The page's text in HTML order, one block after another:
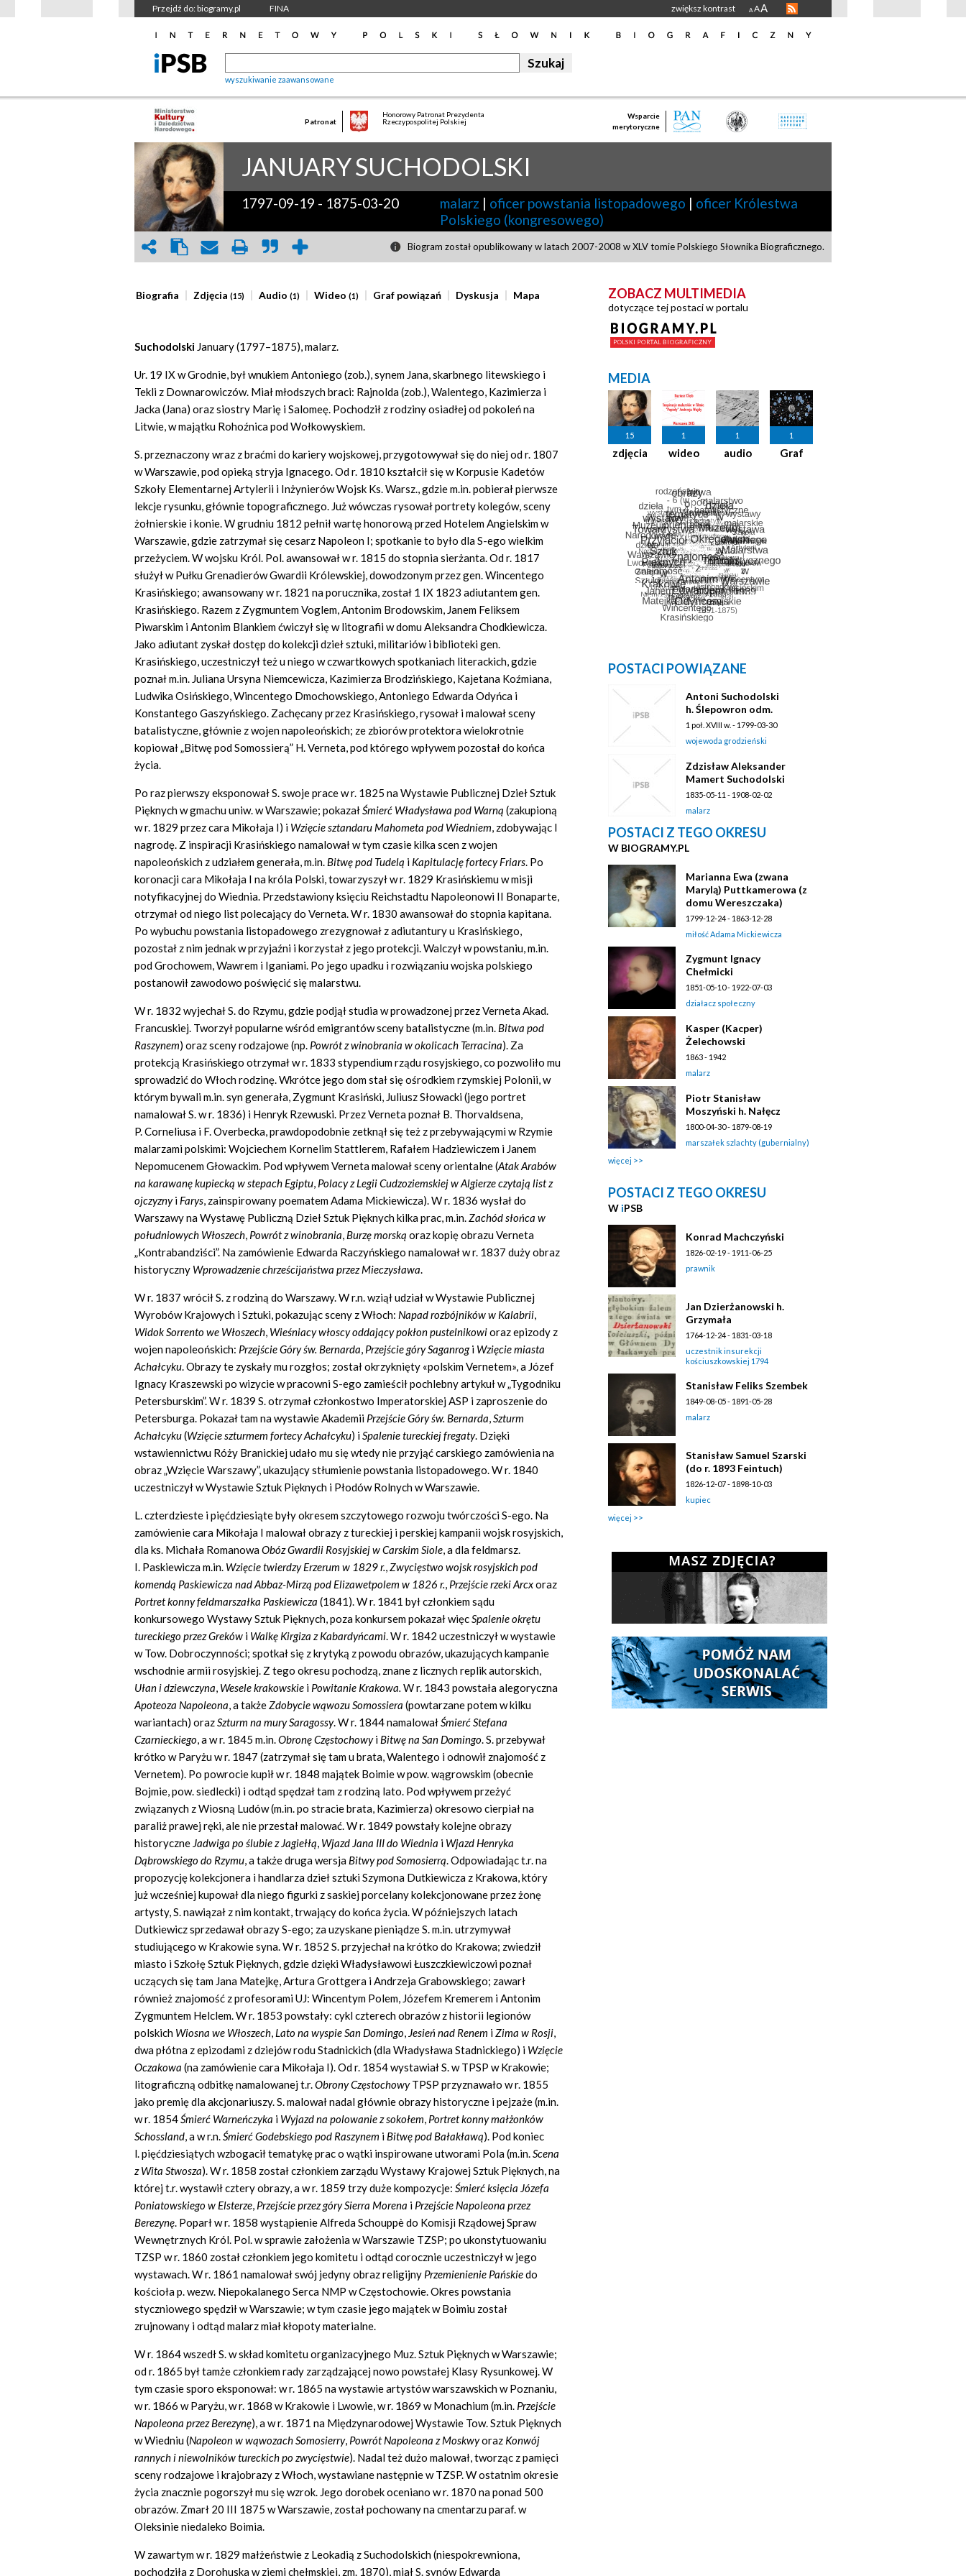
Przejdź do: biogramy.pl FINA zwiększ kontrast A AA
wyszukiwanie zaawansowane
Patronat
Honorowy Patronat Prezydenta
Rzeczypospolitej Polskiej
Wsparcie
merytoryczne
JANUARYSUCHODOLSKI
1797-09-19 - 1875-03-20 malarz | oficer powstania listopadowego | oficer Królestwa
Polskiego (kongresowego)
Biogram został opublikowany w latach 2007-2008 w XLV tomie Polskiego Słownika Biograficznego.
Biografia Zdjęcia(15) Audio(1) Wideo(1) Graf powiązań Dyskusja Mapa
Suchodolski January (1797–1875), malarz.
Ur. 19 IX w Grodnie, był wnukiem Antoniego (zob.), synem Jana, skarbnego litewskiego i
Tekli z Downarowiczów. Miał młodszych braci: Rajnolda (zob.), Walentego, Kazimierza i
Jacka (Jana) oraz siostry Marię i Salomeę. Pochodził z rodziny osiadłej od pokoleń na
Litwie, w majątku Rohoźnica pod Wołkowyskiem.
S. przeznaczony wraz z braćmi do kariery wojskowej, przygotowywał się do niej od r. 1807
w Warszawie, pod opieką stryja Ignacego. Od r. 1810 kształcił się w Korpusie Kadetów
Szkoły Elementarnej Artylerii i Inżynierów Wojsk Ks. Warsz., gdzie m.in. pobierał pierwsze
lekcje rysunku, głównie topograficznego. Już wówczas rysował portrety kolegów, sceny
żołnierskie i konie. W grudniu 1812 pełnił wartę honorową przed Hotelem Angielskim w
Warszawie, gdzie zatrzymał się cesarz Napoleon I; spotkanie to było dla S-ego wielkim
przeżyciem. W wojsku Król. Pol. awansował w r. 1815 do stopnia sierżanta. Od r. 1817
służył w Pułku Grenadierów Gwardii Królewskiej, dowodzonym przez gen. Wincentego
Krasińskiego; awansowany w r. 1821 na porucznika, został 1 IX 1823 adiutantem gen.
Krasińskiego. Razem z Zygmuntem Voglem, Antonim Brodowskim, Janem Feliksem
Piwarskim i Antonim Blankiem ćwiczył się w litografii w domu Aleksandra Chodkiewicza.
Jako adiutant zyskał dostęp do kolekcji dzieł sztuki, militariów i biblioteki gen.
Krasińskiego, uczestniczył też u niego w czwartkowych spotkaniach literackich, gdzie
poznał m.in. Juliana Ursyna Niemcewicza, Kazimierza Brodzińskiego, Kajetana Koźmiana,
Ludwika Osińskiego, Wincentego Dmochowskiego, Antoniego Edwarda Odyńca i
Konstantego Gaszyńskiego. Zachęcany przez Krasińskiego, rysował i malował sceny
batalistyczne, głównie z wojen napoleońskich; ze zbiorów protektora wielokrotnie
kopiował „Bitwę pod Somossierą” H. Verneta, pod którego wpływem pozostał do końca
życia.
Po raz pierwszy eksponował S. swoje prace w r. 1825 na Wystawie Publicznej Dzieł Sztuk
Pięknych w gmachu uniw. w Warszawie; pokazałŚmierć Władysława pod Warną (zakupioną
w r. 1829 przez cara Mikołaja I) i Wzięcie sztandaru Mahometa pod Wiedniem, zdobywając I
nagrodę. Z inspiracji Krasińskiego namalował w tym czasie kilka scen z wojen
napoleońskich z udziałem generała, m.in. Bitwę pod Tudelą i Kapitulację fortecy Friars. Po
koronacji cara Mikołaja I na króla Polski, towarzyszył w r. 1829 Krasińskiemu w misji
notyfikacyjnej do Wiednia. Przedstawiony księciu Reichstadtu Napoleonowi II Bonaparte,
otrzymał od niego list polecający do Verneta. W r. 1830 awansował do stopnia kapitana.
Po wybuchu powstania listopadowego zrezygnował z adiutantury u Krasińskiego,
pozostał z nim jednak w przyjaźni i korzystał z jego protekcji. Walczył w powstaniu, m.in.
pod Grochowem, Wawrem i Iganiami. Po jego upadku i rozwiązaniu wojska polskiego
postanowił zawodowo poświęcić się malarstwu.
W r. 1832 wyjechał S. do Rzymu, gdzie podjął studia w prowadzonej przez Verneta Akad.
Francuskiej. Tworzył popularne wśród emigrantów sceny batalistyczne (m.in. Bitwa pod
Raszynem) oraz sceny rodzajowe (np. Powrót z winobrania w okolicach Terracina). Za
protekcją Krasińskiego otrzymał w r. 1833 stypendium rządu rosyjskiego, co pozwoliło mu
sprowadzić do Włoch rodzinę. Wkrótce jego dom stał się ośrodkiem rzymskiej Polonii, w
którym bywali m.in. syn generała, Zygmunt Krasiński, Juliusz Słowacki (jego portret
namalował S. w r. 1836) i Henryk Rzewuski. Przez Verneta poznał B. Thorvaldsena,
P. Corneliusa i F. Overbecka, prawdopodobnie zetknął się też z przebywającymi w Rzymie
malarzami polskimi: Wojciechem Kornelim Stattlerem, Rafałem Hadziewiczem i Janem
Nepomucenem Głowackim. Pod wpływem Verneta malował sceny orientalne (Atak Arabów
na karawanę kupiecką w stepach Egiptu, Polacy z Legii Cudzoziemskiej w Algierze czytają list z
ojczyznyi Farys, zainspirowany poematem Adama Mickiewicza). W r. 1836 wysłał do
Warszawy na Wystawę Publiczną Dzieł Sztuk Pięknych kilka prac, m.in.Zachód słońca w
południowych Włoszech, Powrót z winobrania, Burzę morską oraz kopię obrazu Verneta
„Kontrabandziści”. Na zamówienie Edwarda Raczyńskiego namalował w r. 1837 duży obraz
historyczny Wprowadzenie chrześcijaństwa przez Mieczysława.
W r. 1837 wrócił S. z rodziną do Warszawy. W r.n. wziął udział w Wystawie Publicznej
Wyrobów Krajowych i Sztuki, pokazując sceny z Włoch: Napad rozbójników w Kalabrii,
Widok Sorrento we Włoszech, Wieśniacy włoscy oddający pokłon pustelnikowioraz epizody z
wojen napoleońskich: Przejście Góry św. Bernarda, Przejście góry Saganrogi Wzięcie miasta
Achałcyku. Obrazy te zyskały mu rozgłos; został okrzyknięty «polskim Vernetem», a Józef
Ignacy Kraszewski po wizycie w pracowni S-ego zamieścił pochlebny artykuł w „Tygodniku
Petersburskim”. W r. 1839 S. otrzymał członkostwo Imperatorskiej ASP i zaproszenie do
Petersburga. Pokazał tam na wystawie Akademii Przejście Góry św. Bernarda,Szturm
Achałcyku(Wzięcie szturmem fortecy Achałcyku) iSpalenie tureckiej fregaty. Dzięki
wstawiennictwu Róży Branickiej udało mu się wtedy nie przyjąć carskiego zamówienia na
obraz „Wzięcie Warszawy”, ukazujący stłumienie powstania listopadowego. W r. 1840
uczestniczył w Wystawie Sztuk Pięknych i Płodów Rolnych w Warszawie.
L. czterdzieste i pięćdziesiąte były okresem szczytowego rozwoju twórczości S-ego. Na
zamówienie cara Mikołaja I malował obrazy z tureckiej i perskiej kampanii wojsk rosyjskich,
dla ks. Michała RomanowaObóz Gwardii Rosyjskiej w Carskim Siole, a dla feldmarsz.
I. Paskiewicza m.in. Wzięcie twierdzy Erzerum w 1829 r.,Zwycięstwo wojsk rosyjskich pod
komendą Paskiewicza nad Abbaz-Mirzą pod Elizawetpolem w 1826 r., Przejście rzeki Arcxoraz
Portret konny feldmarszałka Paskiewicza (1841). W r. 1841 był członkiem sądu
konkursowego Wystawy Sztuk Pięknych, poza konkursem pokazał więcSpalenie okrętu
tureckiego przez Greków i Walkę Kirgiza z Kabardyńcami.W r. 1842 uczestniczył w wystawie
w Tow. Dobroczynności; spotkał się z krytyką z powodu obrazów, ukazujących kampanie
wschodnie armii rosyjskiej. Z tego okresu pochodzą, znane z licznych replik autorskich,
Ułan i dziewczyna, Wesele krakowskie i Powitanie Krakowa. W r. 1843 powstała alegoryczna
Apoteoza Napoleona,a takżeZdobycie wąwozu Somossiera (powtarzane potem w kilku
wariantach) orazSzturm na mury Saragossy. W r. 1844 namalowałŚmierć Stefana
Czarnieckiego,a w r. 1845 m.in.Obronę Częstochowyi Bitwę na San Domingo. S. przebywał
krótko w Paryżu w r. 1847 (zatrzymał się tam u brata, Walentego i odnowił znajomość z
Vernetem). Po powrocie kupił w r. 1848 majątek Boimie w pow. wągrowskim (obecnie
Bojmie, pow. siedlecki) i odtąd spędzał tam z rodziną lato. Pod wpływem przeżyć
związanych z Wiosną Ludów (m.in. po stracie brata, Kazimierza) okresowo cierpiał na
paraliż prawej ręki, ale nie przestał malować. W r. 1849 powstały kolejne obrazy
historyczne Jadwiga po ślubie z Jagiełłą, Wjazd Jana III do Wiednia i Wjazd Henryka
Dąbrowskiego do Rzymu, a także druga wersja Bitwy pod Somosierrą. Odpowiadając t.r. na
propozycję kolekcjonera i handlarza dzieł sztuki Szymona Dutkiewicza z Krakowa, który
już wcześniej kupował dla niego figurki z saskiej porcelany kolekcjonowane przez żonę
artysty, S. nawiązał z nim kontakt, trwający do końca życia. W późniejszych latach
Dutkiewicz sprzedawał obrazy S-ego; za uzyskane pieniądze S. m.in. utrzymywał
studiującego w Krakowie syna. W r. 1852 S. przyjechał na krótko do Krakowa; zwiedził
miasto i Szkołę Sztuk Pięknych, gdzie dzięki Władysławowi Łuszczkiewiczowi poznał
uczących się tam Jana Matejkę, Artura Grottgera i Andrzeja Grabowskiego; zawarł
również znajomość z profesorami UJ: Wincentym Polem, Józefem Kremerem i Antonim
Zygmuntem Helclem. W r. 1853 powstały: cykl czterech obrazów z historii legionów
polskich Wiosna we Włoszech, Lato na wyspie San Domingo, Jesień nad Renem iZima w Rosji,
dwa płótna z epizodami z dziejów rodu Stadnickich (dla Władysława Stadnickiego) i Wzięcie
Oczakowa (na zamówienie cara Mikołaja I). Od r. 1854 wystawiał S. w TPSP w Krakowie;
litograficzną odbitkę namalowanej t.r.Obrony CzęstochowyTPSP przyznawało w r. 1855
jako premię dla akcjonariuszy. S. malował nadal głównie obrazy historyczne i pejzaże (m.in.
w r. 1854Śmierć Warneńczyka i Wyjazd na polowanie z sokołem, Portret konny małżonków
Schossland, a w r.n.Śmierć Godebskiego pod Raszynem i Bitwę pod Bałakławą). Pod koniec
l. pięćdziesiątych wzbogacił tematykę prac o wątki inspirowane utworami Pola (m.in.Scena
z Wita Stwosza). W r. 1858 został członkiem zarządu Wystawy Krajowej Sztuk Pięknych, na
której t.r. wystawił cztery obrazy, a w r. 1859 trzy duże kompozycje: Śmierć księcia Józefa
Poniatowskiego w Elsterze, Przejście przez góry Sierra Morena i Przejście Napoleona przez
Berezynę. Poparł w r. 1858 wystąpienie Alfreda Schouppè do Komisji Rządowej Spraw
Wewnętrznych Król. Pol. w sprawie założenia w Warszawie TZSP; po ukonstytuowaniu
TZSP w r. 1860 został członkiem jego komitetu i odtąd corocznie uczestniczył w jego
wystawach. W r. 1861 namalował swój jedyny obraz religijny Przemienienie Pańskiedo
kościoła p. wezw. Niepokalanego Serca NMP w Częstochowie. Okres powstania
styczniowego spędził w Warszawie; w tym czasie jego majątek w Boimiu został
zrujnowany i odtąd malarz miał kłopoty materialne.
W r. 1864 wszedł S. w skład komitetu organizacyjnego Muz. Sztuk Pięknych w Warszawie;
od r. 1865 był tamże członkiem rady zarządzającej nowo powstałej Klasy Rysunkowej. W
tym czasie sporo eksponował: w r. 1865 na wystawie artystów warszawskich w Poznaniu,
w r. 1866 w Paryżu, w r. 1868 w Krakowie i Lwowie, w r. 1869 w Monachium (m.in. Przejście
Napoleona przez Berezynę), a w r. 1871 na Międzynarodowej Wystawie Tow. Sztuk Pięknych
w Wiedniu (Napoleon w wąwozach Somosierry, Powrót Napoleona z Moskwyoraz Konwój
rannych i niewolników tureckich po zwycięstwie). Nadal też dużo malował, tworząc z pamięci
sceny rodzajowe i krajobrazy z Włoch, wystawiane następnie w TZSP. W ostatnim okresie
życia znacznie pogorszył mu się wzrok. Jego dorobek oceniano w r. 1870 na ponad 500
obrazów. Zmarł 20 III 1875 w Warszawie, został pochowany na cmentarzu paraf. w
Oleksinie niedaleko Boimia.
W zawartym w r. 1829 małżeństwie z Leokadią z Suchodolskich (niespokrewniona,
pochodziła z Dorohuska w ziemi chełmskiej, zm. 1870), miał S. synów Edwarda
ZOBACZ MULTIMEDIA
dotyczące tej postaci w portalu
MEDIA
15
zdjęcia
1
wideo
1
audio
1
Graf
POSTACI POWIĄZANE
Antoni Suchodolski
h. Ślepowron odm.
1 poł. XVIII w. - 1799-03-30
wojewoda grodzieński
Zdzisław Aleksander
Mamert Suchodolski
1835-05-11 - 1908-02-02
malarz
POSTACI Z TEGO OKRESU
W BIOGRAMY.PL
Marianna Ewa (zwana
Marylą) Puttkamerowa (z
domu Wereszczaka)
1799-12-24 - 1863-12-28
miłość Adama Mickiewicza
Zygmunt Ignacy
Chełmicki
1851-05-10 - 1922-07-03
działacz społeczny
Kasper (Kacper)
Żelechowski
1863 - 1942
malarz
Piotr Stanisław
Moszyński h. Nałęcz
1800-04-30 - 1879-08-19
marszałek szlachty (gubernialny)
więcej
POSTACI Z TEGO OKRESU
W iPSB
Konrad Machczyński
1826-02-19 - 1911-06-25
prawnik
Jan Dzierżanowski h.
Grzymała
1764-12-24 - 1831-03-18
uczestnik insurekcji
kościuszkowskiej 1794
Stanisław Feliks Szembek
1849-08-05 - 1891-05-28
malarz
Stanisław Samuel Szarski
(do r. 1893 Feintuch)
1826-12-07 - 1898-10-03
kupiec
więcej